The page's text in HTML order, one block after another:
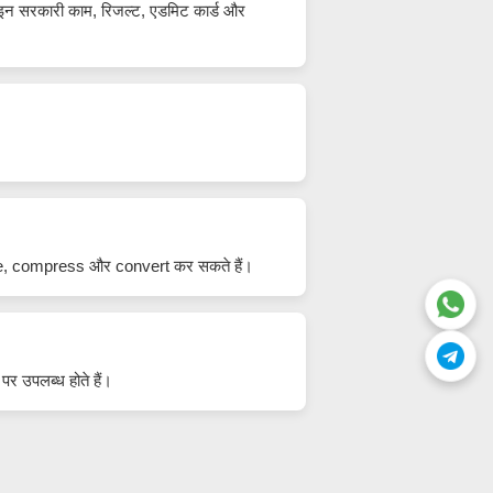
सरकारी काम, रिजल्ट, एडमिट कार्ड और
compress और convert कर सकते हैं।
उपलब्ध होते हैं।